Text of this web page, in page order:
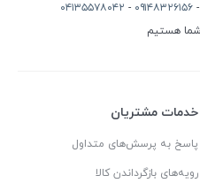
- ۰۹۱۴۸۳۲۶۱۵۶ - ۰۴۱۳۵۵۷۸۰۴۲
خدمات مشتریان
پاسخ به پرسش‌های متداول
رویه‌های بازگرداندن کالا